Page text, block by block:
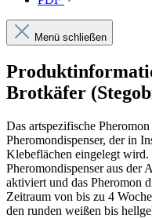
Menü schließen
Brotkäfer
Das artspezifische
Pheromondispenser, der in
Klebeflächen eingelegt
Pheromondispenser aus der
aktiviert und das Pheromon
Zeitraum von bis zu 4
den runden weißen bis